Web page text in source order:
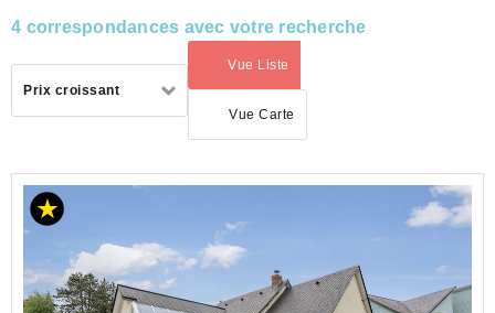
4 correspondances avec votre recherche
Prix croissant
Vue Liste
(activé)
Vue Carte
ACHAT
MAISON
NORMANDIE
SEINE-
MARITIME
(76)